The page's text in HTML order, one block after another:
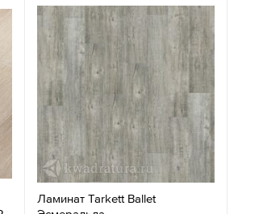
Ламинат Tarkett Ballet